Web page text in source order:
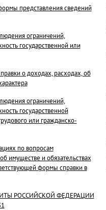
представления сведений
ограничений,
государственной или
о доходах, расходах, об
ограничений,
государственной
или гражданско-
по вопросам
имуществе и обязательствах
формы справки в
РОССИЙСКОЙ ФЕДЕРАЦИИ